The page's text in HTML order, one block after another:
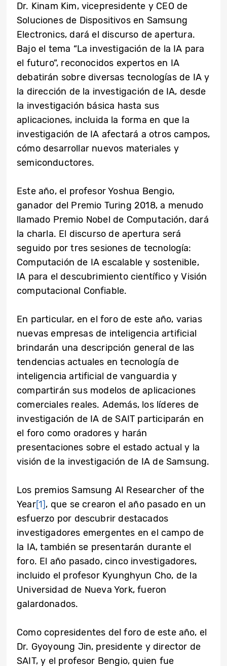
Dr. Kinam Kim, vicepresidente y CEO de
Soluciones de Dispositivos en Samsung
Electronics, dará el discurso de apertura.
Bajo el tema “La investigación de la IA para
el futuro”, reconocidos expertos en IA
debatirán sobre diversas tecnologías de IA y
la dirección de la investigación de IA, desde
la investigación básica hasta sus
aplicaciones, incluida la forma en que la
investigación de IA afectará a otros campos,
cómo desarrollar nuevos materiales y
semiconductores.
Este año, el profesor Yoshua Bengio,
ganador del Premio Turing 2018, a menudo
llamado Premio Nobel de Computación, dará
la charla. El discurso de apertura será
seguido por tres sesiones de tecnología:
Computación de IA escalable y sostenible,
IA para el descubrimiento científico y Visión
computacional Confiable.
En particular, en el foro de este año, varias
nuevas empresas de inteligencia artificial
brindarán una descripción general de las
tendencias actuales en tecnología de
inteligencia artificial de vanguardia y
compartirán sus modelos de aplicaciones
comerciales reales. Además, los líderes de
investigación de IA de SAIT participarán en
el foro como oradores y harán
presentaciones sobre el estado actual y la
visión de la investigación de IA de Samsung.
Los premios Samsung AI Researcher of the
Year[1], que se crearon el año pasado en un
esfuerzo por descubrir destacados
investigadores emergentes en el campo de
la IA, también se presentarán durante el
foro. El año pasado, cinco investigadores,
incluido el profesor Kyunghyun Cho, de la
Universidad de Nueva York, fueron
galardonados.
Como copresidentes del foro de este año, el
Dr. Gyoyoung Jin, presidente y director de
SAIT, y el profesor Bengio, quien fue